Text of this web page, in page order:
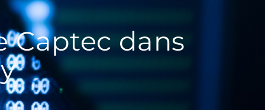
Captec dans